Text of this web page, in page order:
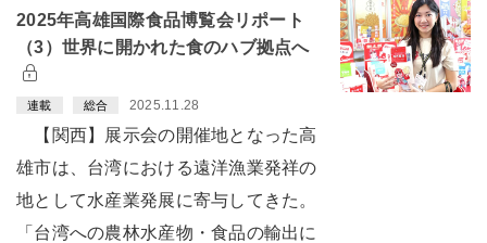
2025年高雄国際食品博覧会リポート
（3）世界に開かれた食のハブ拠点へ
連載 総合 2025.11.28
【関西】展示会の開催地となった高
雄市は、台湾における遠洋漁業発祥の
地として水産業発展に寄与してきた。
「台湾への農林水産物・食品の輸出に